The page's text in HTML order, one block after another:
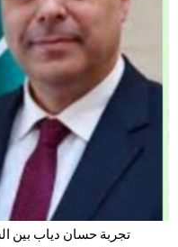
تجربة حسان دياب بين